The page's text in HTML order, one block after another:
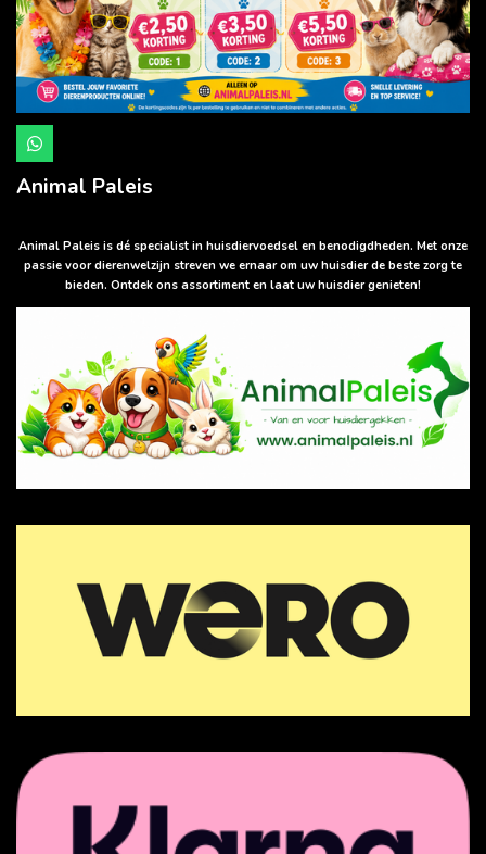
W
h
a
t
p
p
Animal Paleis
Animal Paleis is dé specialist in huisdiervoedsel en benodigdheden. Met onze
passie voor dierenwelzijn streven we ernaar om uw huisdier de beste zorg te
bieden. Ontdek ons assortiment en laat uw huisdier genieten!